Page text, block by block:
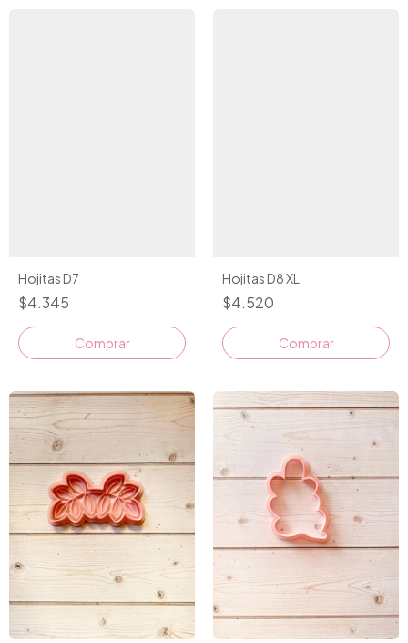
Hojitas D7
$4.345
Comprar
Hojitas D8 XL
$4.520
Comprar